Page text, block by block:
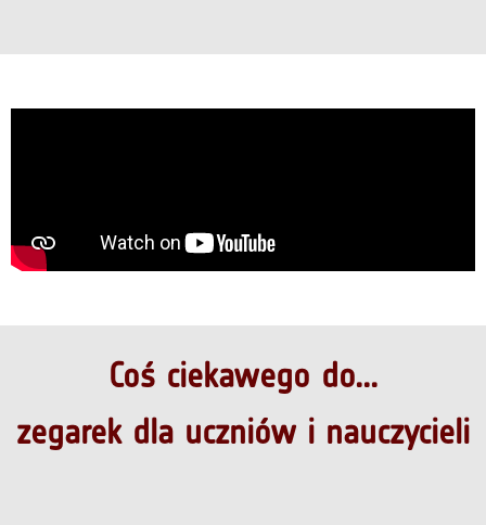
Coś ciekawego do...
zegarek dla uczniów i nauczycieli